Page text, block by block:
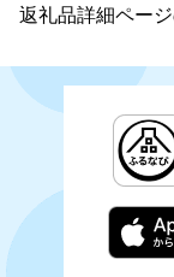
返礼品詳細ペー